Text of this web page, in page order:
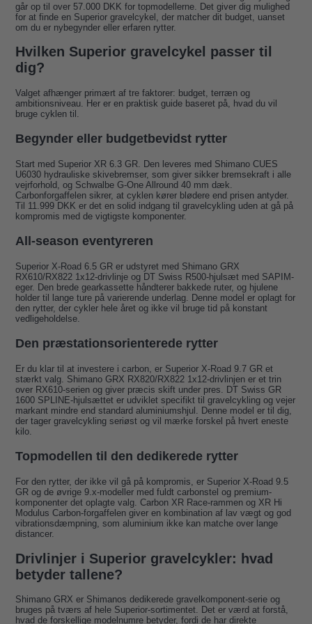
går op til over 57.000 DKK for topmodellerne. Det giver dig mulighed
for at finde en Superior gravelcykel, der matcher dit budget, uanset
om du er nybegynder eller erfaren rytter.
Hvilken Superior gravelcykel passer til
dig?
Valget afhænger primært af tre faktorer: budget, terræn og
ambitionsniveau. Her er en praktisk guide baseret på, hvad du vil
bruge cyklen til.
Begynder eller budgetbevidst rytter
Start med Superior XR 6.3 GR. Den leveres med Shimano CUES
U6030 hydrauliske skivebremser, som giver sikker bremsekraft i alle
vejrforhold, og Schwalbe G-One Allround 40 mm dæk.
Carbonforgaffelen sikrer, at cyklen kører blødere end prisen antyder.
Til 11.999 DKK er det en solid indgang til gravelcykling uden at gå på
kompromis med de vigtigste komponenter.
All-season eventyreren
Superior X-Road 6.5 GR er udstyret med Shimano GRX
RX610/RX822 1x12-drivlinje og DT Swiss R500-hjulsæt med SAPIM-
eger. Den brede gearkassette håndterer bakkede ruter, og hjulene
holder til lange ture på varierende underlag. Denne model er oplagt for
den rytter, der cykler hele året og ikke vil bruge tid på konstant
vedligeholdelse.
Den præstationsorienterede rytter
Er du klar til at investere i carbon, er Superior X-Road 9.7 GR et
stærkt valg. Shimano GRX RX820/RX822 1x12-drivlinjen er et trin
over RX610-serien og giver præcis skift under pres. DT Swiss GR
1600 SPLINE-hjulsættet er udviklet specifikt til gravelcykling og vejer
markant mindre end standard aluminiumshjul. Denne model er til dig,
der tager gravelcykling seriøst og vil mærke forskel på hvert eneste
kilo.
Topmodellen til den dedikerede rytter
For den rytter, der ikke vil gå på kompromis, er Superior X-Road 9.5
GR og de øvrige 9.x-modeller med fuldt carbonstel og premium-
komponenter det oplagte valg. Carbon XR Race-rammen og XR Hi
Modulus Carbon-forgaffelen giver en kombination af lav vægt og god
vibrationsdæmpning, som aluminium ikke kan matche over lange
distancer.
Drivlinjer i Superior gravelcykler: hvad
betyder tallene?
Shimano GRX er Shimanos dedikerede gravelkomponent-serie og
bruges på tværs af hele Superior-sortimentet. Det er værd at forstå,
hvad de forskellige modelnumre betyder, fordi de har direkte